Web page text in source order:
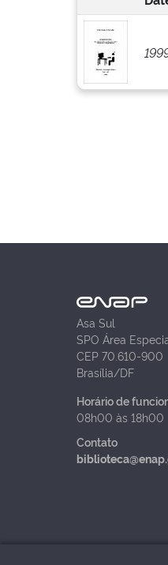
Asa Sul
SPO Área
CEP 70.610-900
Brasília/DF
Horário de
08h00 às 18h00
Contato